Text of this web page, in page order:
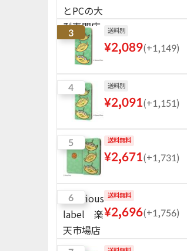
3 送料別
¥2,089(+1,149)
4 送料別
¥2,091 (+1,151)
5 送料無料
¥2,671(+1,731)
6 送料無料
¥2,696(+1,756)